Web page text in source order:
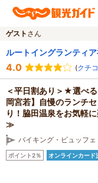
ゲスト さん
ルートイングランティ
4.0 (クチ
＜平日割あり＞★選べ
岡宮若】自慢のランチ
り！脇田温泉をお気軽
≫
バイキング・ビュッフ
ポイント2％ オンラインカード